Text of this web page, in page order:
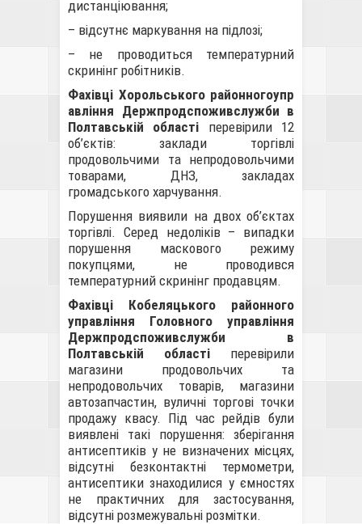
дистанціювання;
– відсутнє маркування на підлозі;
– не проводиться температурний
скринінг робітників.
Фахівці Хорольськогорайонногоупр
авління Держпродспоживслужби в
Полтавській області перевірили 12
об’єктів: заклади торгівлі
продовольчими та непродовольчими
товарами, ДНЗ, закладах
громадського харчування.
Порушення виявили на двох об’єктах
торгівлі. Серед недоліків – випадки
порушення маскового режиму
покупцями, не проводився
температурний скринінг продавцям.
Фахівці Кобеляцького районного
управління Головного управління
Держпродспоживслужби в
Полтавській області перевірили
магазини продовольчих та
непродовольчих товарів, магазини
автозапчастин, вуличні торгові точки
продажу квасу. Під час рейдів були
виявлені такі порушення: зберігання
антисептиків у не визначених місцях,
відсутні безконтактні термометри,
антисептики знаходилися у ємностях
не практичних для застосування,
відсутні розмежувальні розмітки.